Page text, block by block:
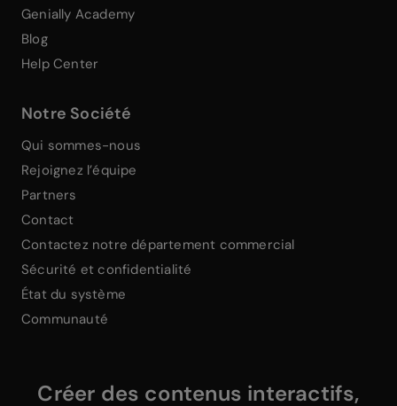
Genially Academy
Blog
Help Center
Notre Société
Qui sommes-nous
Rejoignez l’équipe
Partners
Contact
Contactez notre département commercial
Sécurité et confidentialité
État du système
Communauté
Créer des contenus interactifs,